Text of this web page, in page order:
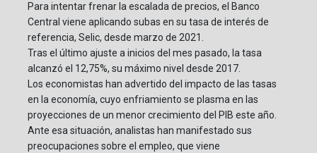
Para intentar frenar la escalada de precios, el Banco
Central viene aplicando subas en su tasa de interés de
referencia, Selic, desde marzo de 2021.
Tras el último ajuste a inicios del mes pasado, la tasa
alcanzó el 12,75%, su máximo nivel desde 2017.
Los economistas han advertido del impacto de las tasas
en la economía, cuyo enfriamiento se plasma en las
proyecciones de un menor crecimiento del PIB este año.
Ante esa situación, analistas han manifestado sus
preocupaciones sobre el empleo, que viene